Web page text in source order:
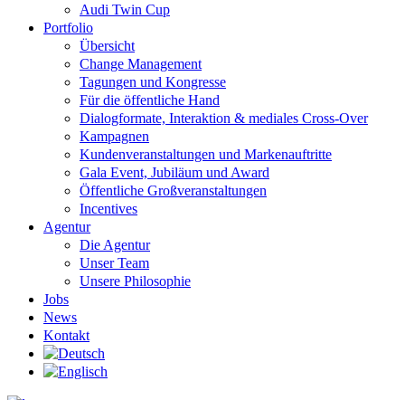
Audi Twin Cup
Portfolio
Übersicht
Change Management
Tagungen und Kongresse
Für die öffentliche Hand
Dialogformate, Interaktion & mediales Cross-Over
Kampagnen
Kundenveranstaltungen und Markenauftritte
Gala Event, Jubiläum und Award
Öffentliche Großveranstaltungen
Incentives
Agentur
Die Agentur
Unser Team
Unsere Philosophie
Jobs
News
Kontakt